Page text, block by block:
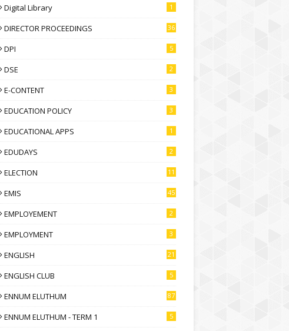
Digital Library 1
DIRECTOR PROCEEDINGS 36
DPI 5
DSE 2
E-CONTENT 3
EDUCATION POLICY 3
EDUCATIONAL APPS 1
EDUDAYS 2
ELECTION 11
EMIS 45
EMPLOYEMENT 2
EMPLOYMENT 3
ENGLISH 21
ENGLISH CLUB 5
ENNUM ELUTHUM 87
ENNUM ELUTHUM - TERM 1 5